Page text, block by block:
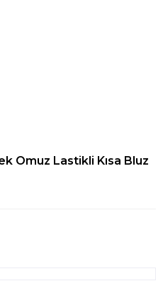
Omuz Lastikli Kısa Bluz